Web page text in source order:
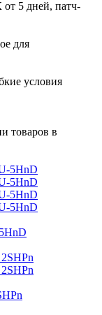
5 дней, патч-
для
условия
товаров в